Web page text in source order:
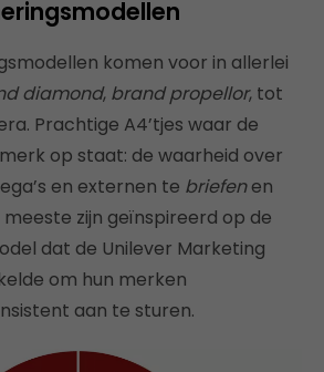
komen voor in allerlei
diamond, brand propellor, tot
Prachtige A4’tjes waar de
op staat: de waarheid over
en externen te briefenen
zijn geïnspireerd op de
dat de Unilever Marketing
om hun merken
aan te sturen.